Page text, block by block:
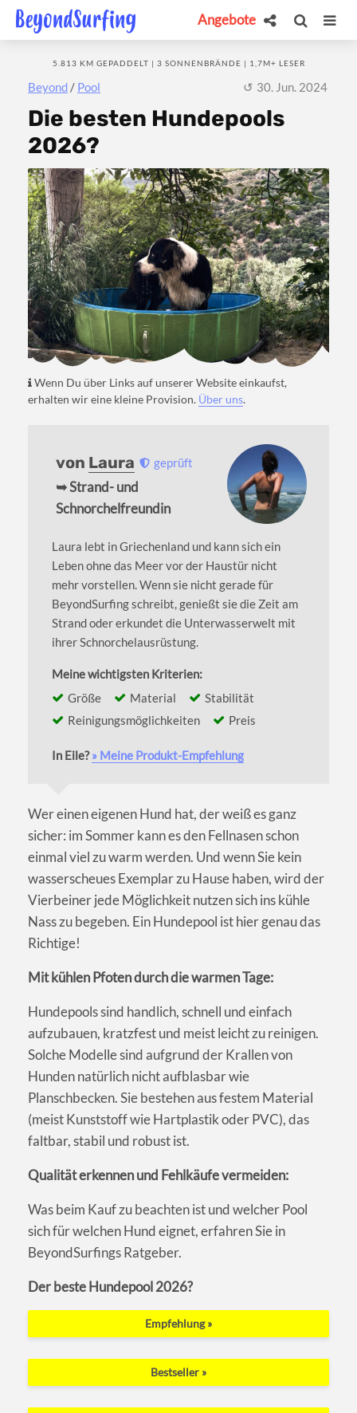
Angebote
Beyond / Pool
5.813 KM GEPADDELT | 3 SONNENBRÄNDE | 1,7M+ LESER
30. Jun. 2024
Die besten Hundepools
2026?
Wenn Du über Links auf unserer Website einkaufst,
erhalten wir eine kleine Provision. Über uns.
von Laura geprüft
➥ Strand- und
Schnorchelfreundin
Laura lebt in Griechenland und kann sich ein
Leben ohne das Meer vor der Haustür nicht
mehr vorstellen. Wenn sie nicht gerade für
BeyondSurfing schreibt, genießt sie die Zeit am
Strand oder erkundet die Unterwasserwelt mit
ihrer Schnorchelausrüstung.
Meine wichtigsten Kriterien:
Größe
Material
Stabilität
Reinigungsmöglichkeiten
Preis
In Eile?» Meine Produkt-Empfehlung
Wer einen eigenen Hund hat, der weiß es ganz
sicher: im Sommer kann es den Fellnasen schon
einmal viel zu warm werden. Und wenn Sie kein
wasserscheues Exemplar zu Hause haben, wird der
Vierbeiner jede Möglichkeit nutzen sich ins kühle
Nass zu begeben. Ein Hundepool ist hier genau das
Richtige!
Mit kühlen Pfoten durch die warmen Tage:
Hundepools sind handlich, schnell und einfach
aufzubauen, kratzfest und meist leicht zu reinigen.
Solche Modelle sind aufgrund der Krallen von
Hunden natürlich nicht aufblasbar wie
Planschbecken. Sie bestehen aus festem Material
(meist Kunststoff wie Hartplastik oder PVC), das
faltbar, stabil und robust ist.
Qualität erkennen und Fehlkäufe vermeiden:
Was beim Kauf zu beachten ist und welcher Pool
sich für welchen Hund eignet, erfahren Sie in
BeyondSurfings Ratgeber.
Der beste Hundepool 2026?
Empfehlung »
Bestseller »